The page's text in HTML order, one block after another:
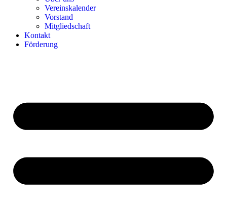
Ver­einska­len­der
Vor­stand
Mit­glied­schaft
Kon­takt
För­de­rung